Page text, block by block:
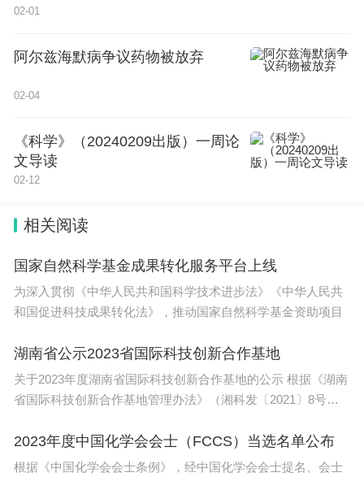
单位联系电话：18249516110 唐老师
13624612961 钟老师
13936477968 高老师
哈尔滨工业大学环境学院
2024年1月21日
02-01
阿尔兹海默病争议药物被放弃
02-04
《科学》（20240209出版）一周论
文导读
02-12
相关阅读
国家自然科学基金成果转化服务平台上线
为深入贯彻《中华人民共和国科学技术进步法》《中华人民共
和国促进科技成果转化法》，推动国家自然科学基金资助项目
湖南省公示2023省国际科技创新合作基地
关于2023年度湖南省国际科技创新合作基地的公示 根据《湖南
省国际科技创新合作基地管理办法》（湘科发〔2021〕8号）
2023年度中国化学会会士（FCCS）当选名单公布
根据《中国化学会会士条例》，经中国化学会会士提名、会士